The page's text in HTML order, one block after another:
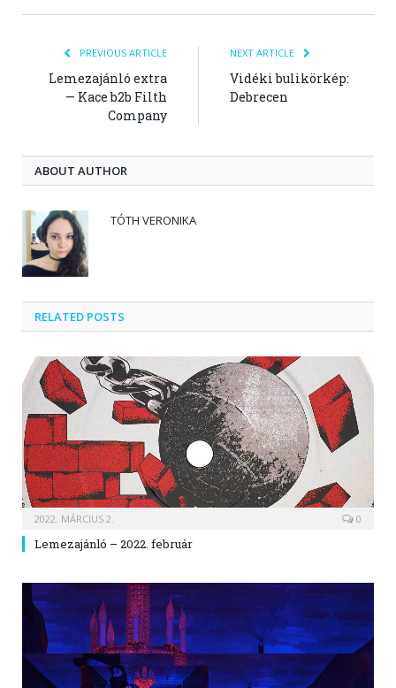
PREVIOUS ARTICLE
Lemezajánló extra
— Kace b2b Filth
Company
NEXT ARTICLE
Vidéki bulikörkép:
Debrecen
ABOUT AUTHOR
TÓTH VERONIKA
RELATED POSTS
2022. MÁRCIUS 2. 0
Lemezajánló – 2022. február